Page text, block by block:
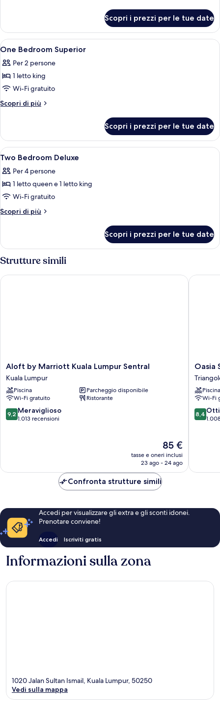
Premier
King
Scopri i prezzi per le tue date
Apri
tutte
le
foto
per
One
Biancheria da letto di alta qualità,
4
One Bedroom Superior
Per 2 persone
1 letto king
Wi-Fi gratuito
Scopri di più
Altri
Bedroom
Superior
Scopri i prezzi per le tue date
Apri
tutte
le
foto
per
Two
Biancheria da letto di alta qualità,
8
Two Bedroom Deluxe
Per 4 persone
1 letto queen e 1 letto king
Wi-Fi gratuito
Scopri di più
Altri
Bedroom
Scopri i prezzi per le tue date
Strutture simili
Aloft
by
Marriott
Kuala
Lumpur
Sentral
Kuala
Aloft by Marriott Kuala Lumpur Sentral
Kuala Lumpur
Piscina
Parcheggio disponibile
Wi-Fi gratuito
Ristorante
9.2
su
9,2 Meraviglioso
1.013 recensioni
Il
prezzo
attuale
85 €
tasse e oneri inclusi
23 ago - 24 ago
Aloft by Marriott Kuala Lumpur Sentral
Oasia
Suites
Kuala
Lumpur
d'oro
Oasia
Piscina
Wi-Fi
8.4
su
8,4
Oasia
Confronta strutture simili
Accedi per visualizzare gli extra e gli sconti idonei.
Prenotare conviene!
Accedi Iscriviti gratis
Informazioni sulla zona
1020 Jalan Sultan Ismail, Kuala Lumpur, 50250
Vedi sulla mappa